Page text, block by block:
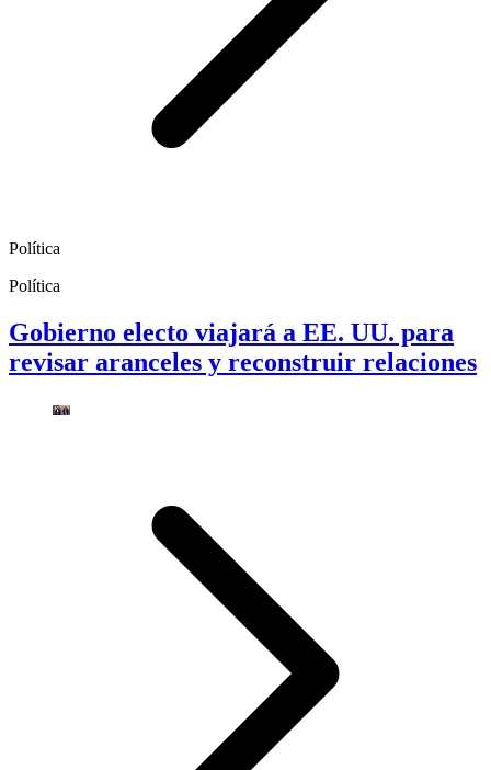
Política
Política
Gobierno electo viajará a EE. UU. para
revisar aranceles y reconstruir relaciones